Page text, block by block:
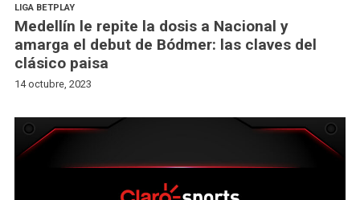
LIGA BETPLAY
Medellín le repite la dosis a Nacional y
amarga el debut de Bódmer: las claves del
clásico paisa
14 octubre, 2023